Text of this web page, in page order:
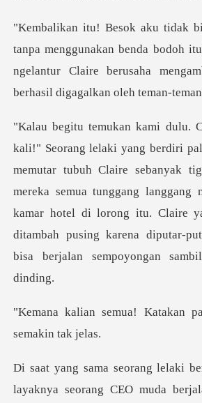
nakan benda bodoh
ngelantur Claire berusaha
Claire sebanyak
mereka semua tunggang langgang
kamar hotel di lorong itu. Claire y
atakan
muda